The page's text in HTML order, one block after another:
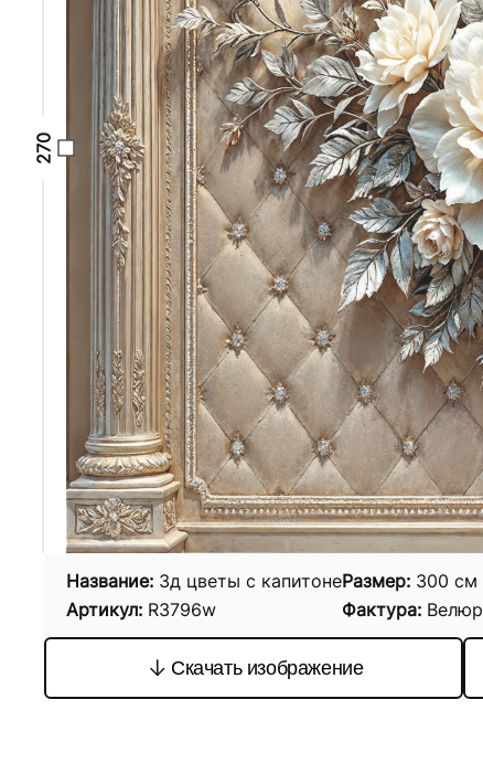
Название: 3д цветы с капитоне
Артикул: R3796w
Размер: 300 см
Фактура: Велюр
Скачать изображение